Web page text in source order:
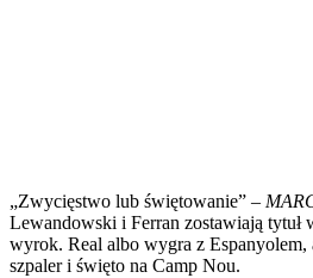
„Zwycięstwo lub świętowanie” –
Lewandowski i Ferran zostawiają tytuł
wyrok. Real albo wygra z Espanyolem,
szpaler i święto na Camp Nou.